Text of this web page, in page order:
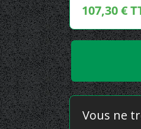
107,30 €
Vous ne